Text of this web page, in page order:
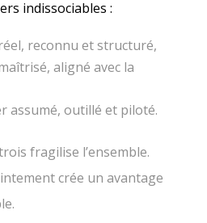
indissociables :
reconnu et structuré,
aligné avec la
assumé, outillé et piloté.
fragilise l’ensemble.
crée un avantage